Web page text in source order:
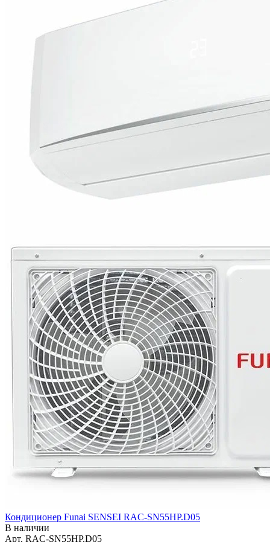
Кондиционер Funai SENSEI RAC-SN55HP.D05
В наличии
Арт. RAC-SN55HP.D05